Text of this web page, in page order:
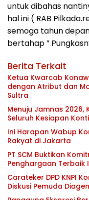
untuk dibahas
hal ini ( RAB
semoga tahun
bertahap ”
Berita Terkait
Ketua Kwarcab
dengan Atribut dan
Sultra
Menuju Jamnas 2026,
Seluruh Kesiapan
Ini Harapan Wabup
Rakyat di Jakarta
PT SCM Buktikan
Penghargaan Terbaik
Carateker DPD KNPI
Diskusi Pemuda